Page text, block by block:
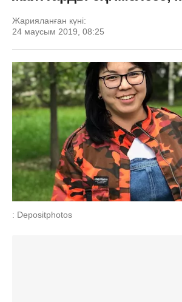
Жарияланған күні:
24 маусым 2019, 08:25
: Depositphotos